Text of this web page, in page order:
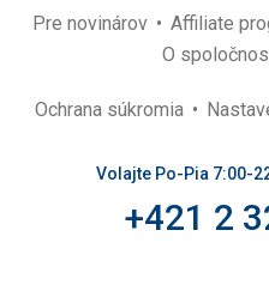
Pre novinárov Affiliate
O
Ochrana súkromia
Volajte Po-Pia 7:00-
+421 2